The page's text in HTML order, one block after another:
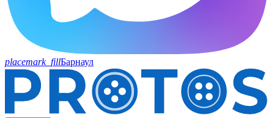
placemark_fillБарнаул